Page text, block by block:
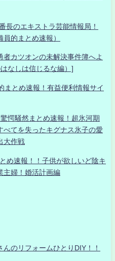
長のエキストラ芸能情報局！
員的まとめ速報）
カツオンの未解決事件簿へよ
なしは信じるな編）]
とめ速報！有益便利情報サイ
愕騒然まとめ速報！超氷河期
てを失ったキグナス氷子の愛
大作戦
め速報！！子供が欲しいど陰キ
主婦！婚活計画編
のリフォームひとりDIY！！